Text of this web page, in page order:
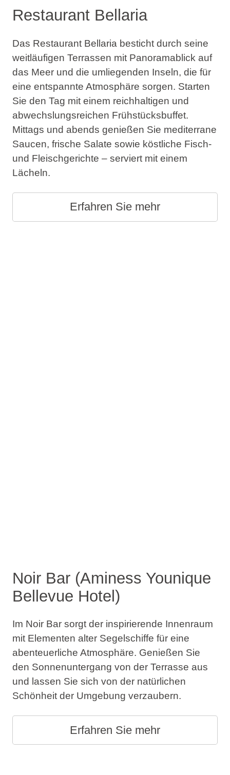
Restaurant Bellaria
Das Restaurant Bellaria besticht durch seine
weitläufigen Terrassen mit Panoramablick auf
das Meer und die umliegenden Inseln, die für
eine entspannte Atmosphäre sorgen. Starten
Sie den Tag mit einem reichhaltigen und
abwechslungsreichen Frühstücksbuffet.
Mittags und abends genießen Sie mediterrane
Saucen, frische Salate sowie köstliche Fisch-
und Fleischgerichte – serviert mit einem
Lächeln.
Erfahren Sie mehr
Noir Bar (Aminess Younique
Bellevue Hotel)
Im Noir Bar sorgt der inspirierende Innenraum
mit Elementen alter Segelschiffe für eine
abenteuerliche Atmosphäre. Genießen Sie
den Sonnenuntergang von der Terrasse aus
und lassen Sie sich von der natürlichen
Schönheit der Umgebung verzaubern.
Erfahren Sie mehr